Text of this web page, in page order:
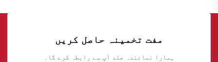
مفت تخمینہ حاصل کریں
ہمارا نمائندہ جلد آپ سے رابطہ کرے گا۔